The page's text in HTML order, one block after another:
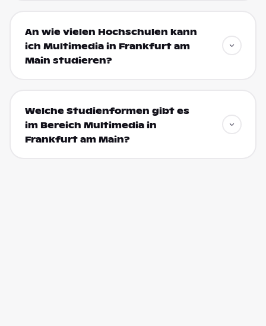
An wie vielen Hochschulen kann
ich Multimedia in Frankfurt am
Main studieren?
Welche Studienformen gibt es
im Bereich Multimedia in
Frankfurt am Main?